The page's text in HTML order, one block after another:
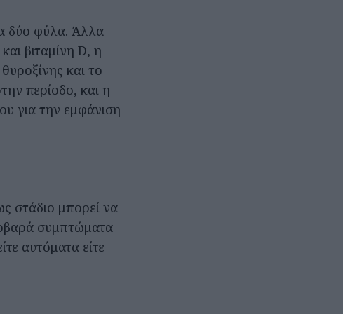
δύο φύλα. Άλλα
βιταμίνη D, η
και το
περίοδο, και η
για την εμφάνιση
στάδιο μπορεί να
συμπτώματα
αυτόματα είτε